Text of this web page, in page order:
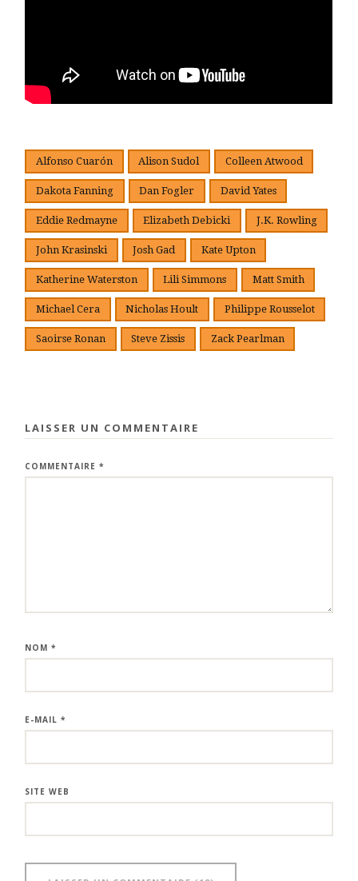
Alfonso Cuarón Alison Sudol Colleen Atwood
Dakota Fanning Dan Fogler David Yates
Eddie Redmayne Elizabeth Debicki J.K. Rowling
John Krasinski Josh Gad Kate Upton
Katherine Waterston Lili Simmons Matt Smith
Michael Cera Nicholas Hoult Philippe Rousselot
Saoirse Ronan Steve Zissis Zack Pearlman
LAISSER UN COMMENTAIRE
COMMENTAIRE*
NOM*
E-MAIL*
SITE WEB